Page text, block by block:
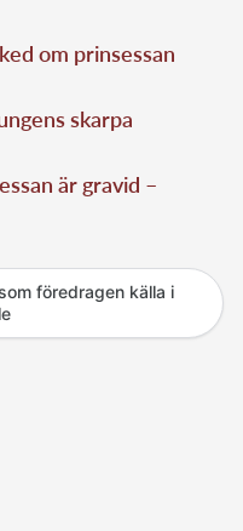
om prinsessan
skarpa
är gravid –
föredragen källa i